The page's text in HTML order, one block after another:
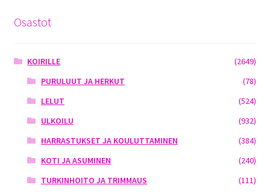
Osastot
KOIRILLE
(2649)
PURULUUT JA HERKUT
(78)
LELUT
(524)
ULKOILU
(932)
HARRASTUKSET JA KOULUTTAMINEN
(384)
KOTI JA ASUMINEN
(240)
TURKINHOITO JA TRIMMAUS
(111)